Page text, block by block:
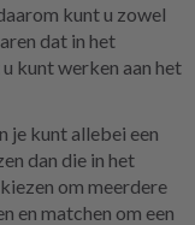
kunt u zowel
dat in het
kunt werken aan het
je kunt allebei een
dan die in het
om meerdere
en matchen om een